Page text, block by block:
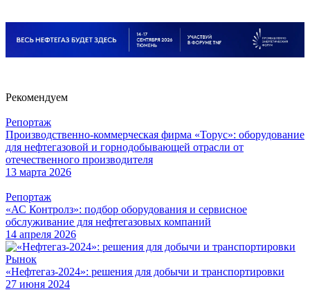
Рекомендуем
Репортаж
Производственно-коммерческая фирма «Торус»: оборудование
для нефтегазовой и горнодобывающей отрасли от
отечественного производителя
13 марта 2026
Репортаж
«АС Контролз»: подбор оборудования и сервисное
обслуживание для нефтегазовых компаний
14 апреля 2026
Рынок
«Нефтегаз-2024»: решения для добычи и транспортировки
27 июня 2024